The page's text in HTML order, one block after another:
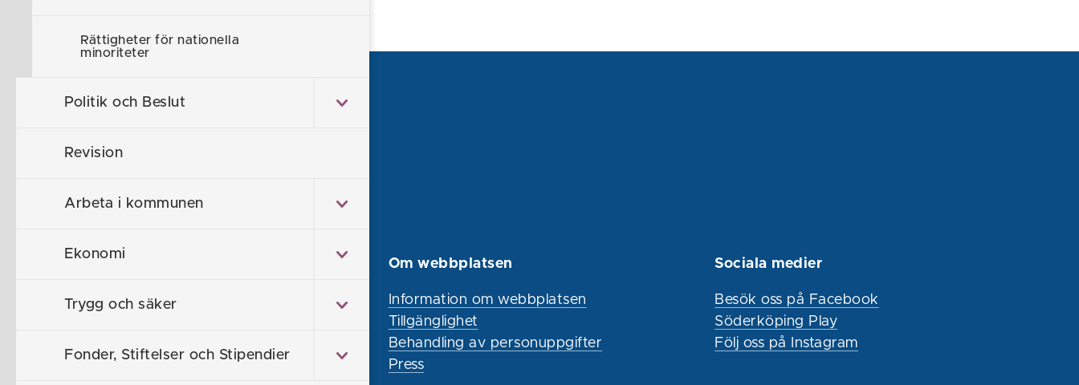
Rättigheter för nationella
minoriteter
Politik och Beslut
Revision
Arbeta i kommunen
Ekonomi
Trygg och säker
Fonder, Stiftelser och Stipendier
Om webbplatsen
Information om webbplatsen
Tillgänglighet
Behandling av personuppgifter
Press
Sociala medier
Besök oss på Facebook
Söderköping Play
Följ oss på Instagram